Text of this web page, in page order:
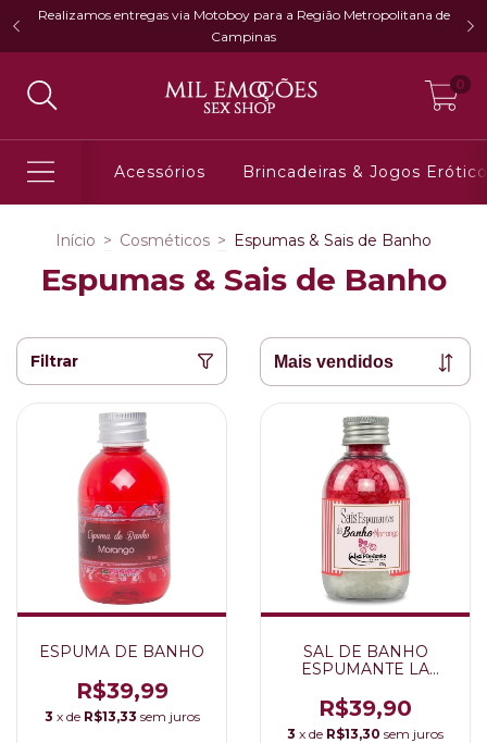
Realizamos entregas via Motoboy para a Região Metropolitana de
Campinas
0
Acessórios Brincadeiras & Jogos
Início > Cosméticos > Espumas & Sais de Banho
Espumas & Sais de Banho
Filtrar
ESPUMA DE BANHO
R$39,99
3 x de R$13,33 sem juros
SAL DE BANHO
ESPUMANTE LA
R$39,90
3 x de R$13,30 sem juros